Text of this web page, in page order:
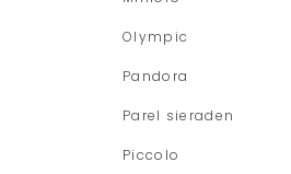
Olympic
Pandora
Parel sieraden
Piccolo